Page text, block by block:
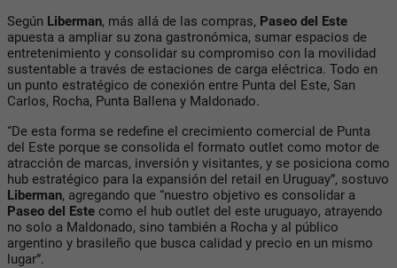
Según Liberman, más allá de las compras, Paseo del Este
apuesta a ampliar su zona gastronómica, sumar espacios de
entretenimiento y consolidar su compromiso con la movilidad
sustentable a través de estaciones de carga eléctrica. Todo en
un punto estratégico de conexión entre Punta del Este, San
Carlos, Rocha, Punta Ballena y Maldonado.
“De esta forma se redefine el crecimiento comercial de Punta
del Este porque se consolida el formato outlet como motor de
atracción de marcas, inversión y visitantes, y se posiciona como
hub estratégico para la expansión del retail en Uruguay”, sostuvo
Liberman, agregando que “nuestro objetivo es consolidar a
Paseo del Este como el hub outlet del este uruguayo, atrayendo
no solo a Maldonado, sino también a Rocha y al público
argentino y brasileño que busca calidad y precio en un mismo
lugar”.